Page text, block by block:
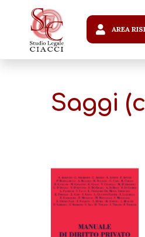
AREA
Saggi